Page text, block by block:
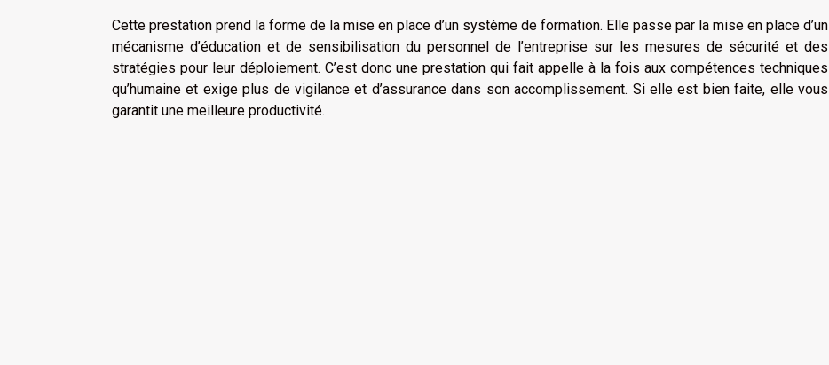
Cette prestation prend la forme de la mise en place d’un système de formation. Elle passe par la mise en place d’un
mécanisme d’éducation et de sensibilisation du personnel de l’entreprise sur les mesures de sécurité et des
stratégies pour leur déploiement. C’est donc une prestation qui fait appelle à la fois aux compétences techniques
qu’humaine et exige plus de vigilance et d’assurance dans son accomplissement. Si elle est bien faite, elle vous
garantit une meilleure productivité.